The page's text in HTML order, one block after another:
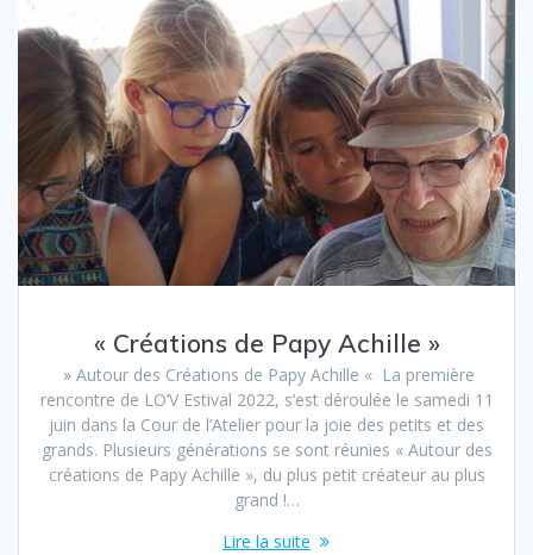
« Créations de Papy Achille »
» Autour des Créations de Papy Achille « La première
rencontre de LO’V Estival 2022, s’est déroulée le samedi 11
juin dans la Cour de l’Atelier pour la joie des petits et des
grands. Plusieurs générations se sont réunies « Autour des
créations de Papy Achille », du plus petit créateur au plus
grand !…
Lire la suite